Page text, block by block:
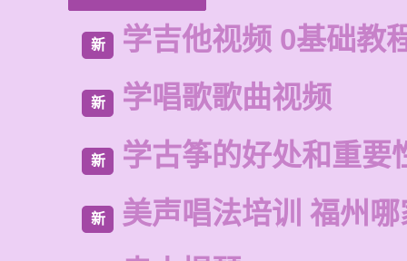
新 学吉他视频 0基础教
新 学唱歌歌曲视频
新 学古筝的好处和重要
新 美声唱法培训 福州